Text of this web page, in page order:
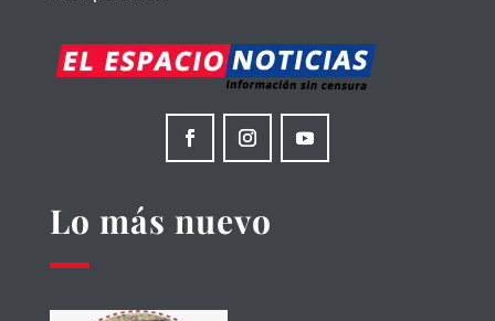
Lo más nuevo